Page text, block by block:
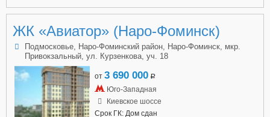
ЖК «Авиатор» (Наро-Фоминск)
Подмосковье, Наро-Фоминский район, Наро-Фоминск, мкр.
Привокзальный, ул. Курзенкова, уч. 18
от 3 690 000 a
Юго-Западная
Киевское шоссе
Срок ГК: Дом сдан